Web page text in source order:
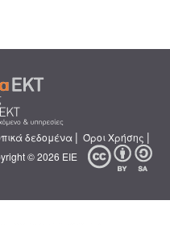
δεδομένα | Όροι Χρήσης |
© 2026 ΕΙΕ